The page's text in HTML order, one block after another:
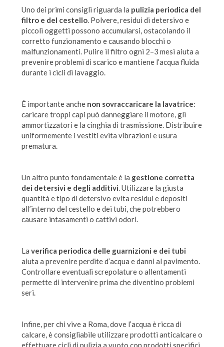
Uno dei primi consigli riguarda la pulizia periodica del
filtro e del cestello. Polvere, residui di detersivo e
piccoli oggetti possono accumularsi, ostacolando il
corretto funzionamento e causando blocchi o
malfunzionamenti. Pulire il filtro ogni 2–3 mesi aiuta a
prevenire problemi di scarico e mantiene l’acqua fluida
durante i cicli di lavaggio.
È importante anche non sovraccaricare la lavatrice:
caricare troppi capi può danneggiare il motore, gli
ammortizzatori e la cinghia di trasmissione. Distribuire
uniformemente i vestiti evita vibrazioni e usura
prematura.
Un altro punto fondamentale è la gestione corretta
dei detersivi e degli additivi. Utilizzare la giusta
quantità e tipo di detersivo evita residui e depositi
all’interno del cestello e dei tubi, che potrebbero
causare intasamenti o cattivi odori.
La verifica periodica delle guarnizioni e dei tubi
aiuta a prevenire perdite d’acqua e danni al pavimento.
Controllare eventuali screpolature o allentamenti
permette di intervenire prima che diventino problemi
seri.
Infine, per chi vive a Roma, dove l’acqua è ricca di
calcare, è consigliabile utilizzare prodotti anticalcare o
effettuare cicli di pulizia a vuoto con prodotti specifici